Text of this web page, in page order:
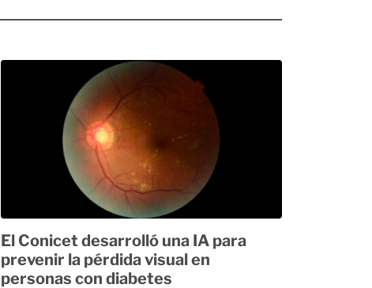
El Conicet desarrolló una IA para
prevenir la pérdida visual en
personas con diabetes